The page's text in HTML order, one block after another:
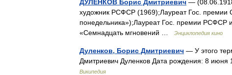
ДУЛЕНКОВ Борис Дмитриевич —
художник РСФСР (1969);Лауреат Гос.
понедельника»);Лауреат Гос. премии РСФСР
«Семнадцать мгновений …
Энциклопедия кино
Дуленков, Борис Дмитриевич — У этого
Дмитриевич Дуленков Дата рождения: 8
Википедия